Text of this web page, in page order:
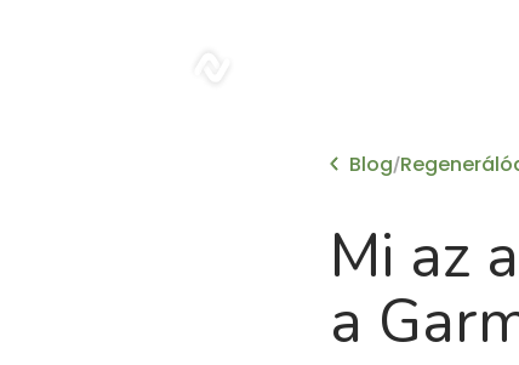
Blog/
Mi az
a